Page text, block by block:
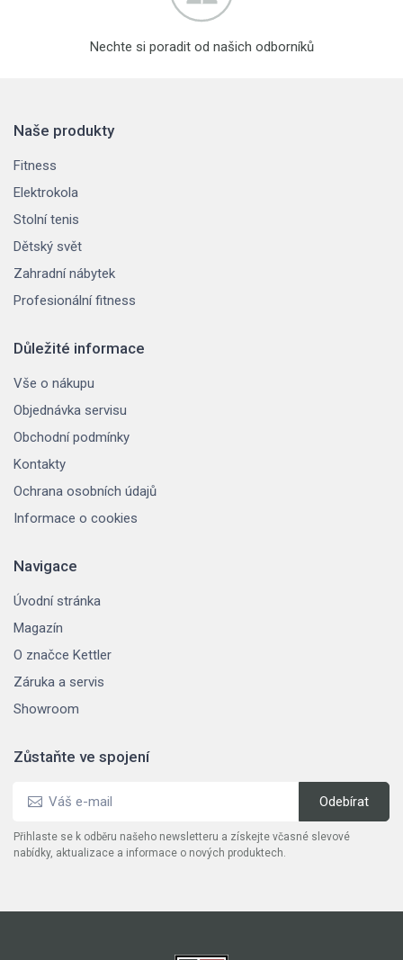
Nechte si poradit od našich odborníků
Naše produkty
Fitness
Elektrokola
Stolní tenis
Dětský svět
Zahradní nábytek
Profesionální fitness
Důležité informace
Vše o nákupu
Objednávka servisu
Obchodní podmínky
Kontakty
Ochrana osobních údajů
Informace o cookies
Navigace
Úvodní stránka
Magazín
O značce Kettler
Záruka a servis
Showroom
Zůstaňte ve spojení
Přihlaste se k odběru našeho newsletteru a získejte včasné slevové
nabídky, aktualizace a informace o nových produktech.